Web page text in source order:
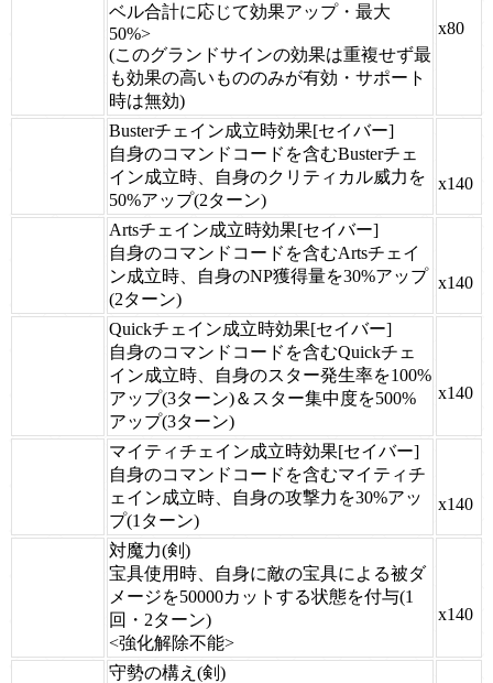
ベル合計に応じて効果アップ・最大
50%>
(このグランドサインの効果は重複せず最
も効果の高いもののみが有効・サポート
時は無効)
x80
Busterチェイン成立時効果[セイバー]
自身のコマンドコードを含むBusterチェ
イン成立時、自身のクリティカル威力を
50%アップ(2ターン)
x140
Artsチェイン成立時効果[セイバー]
自身のコマンドコードを含むArtsチェイ
ン成立時、自身のNP獲得量を30%アップ
(2ターン)
x140
Quickチェイン成立時効果[セイバー]
自身のコマンドコードを含むQuickチェ
イン成立時、自身のスター発生率を100%
アップ(3ターン)＆スター集中度を500%
アップ(3ターン)
x140
マイティチェイン成立時効果[セイバー]
自身のコマンドコードを含むマイティチ
ェイン成立時、自身の攻撃力を30%アッ
プ(1ターン)
x140
対魔力(剣)
宝具使用時、自身に敵の宝具による被ダ
メージを50000カットする状態を付与(1
回・2ターン)
<強化解除不能>
x140
守勢の構え(剣)